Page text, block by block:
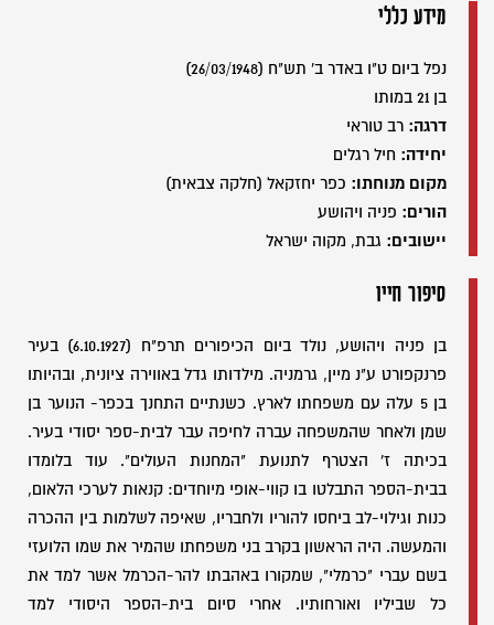
מידע כללי
נפל ביום ט"ו באדר ב' תש"ח (26/03/1948)
בן 21 במותו
דרגה: רב טוראי
יחידה: חיל רגלים
מקום מנוחתו: כפר יחזקאל (חלקה צבאית)
הורים: פניה ויהושע
יישובים: גבת, מקוה ישראל
סיפור חייו
בן פניה ויהושע, נולד ביום הכיפורים תרפ"ח (6.10.1927) בעיר
פרנקפורט ע"נ מיין, גרמניה. מילדותו גדל באווירה ציונית, ובהיותו
בן 5 עלה עם משפחתו לארץ. כשנתיים התחנך בכפר- הנוער בן
שמן ולאחר שהמשפחה עברה לחיפה עבר לבית-ספר יסודי בעיר.
בכיתה ז' הצטרף לתנועת "המחנות העולים". עוד בלומדו
בבית-הספר התבלטו בו קווי-אופי מיוחדים: קנאות לערכי הלאום,
כנות וגילוי-לב ביחסו להוריו ולחבריו, שאיפה לשלמות בין ההכרה
והמעשה. היה הראשון בקרב בני משפחתו שהמיר את שמו הלועזי
בשם עברי "כרמלי", שמקורו באהבתו להר-הכרמל אשר למד את
כל שביליו ואורחותיו. אחרי סיום בית-הספר היסודי למד